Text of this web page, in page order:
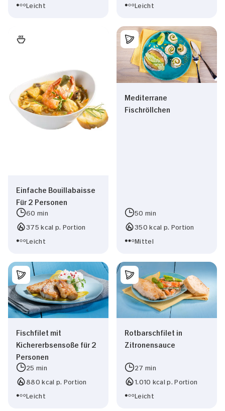
Leicht
Leicht
Einfache Bouillabaisse
Für 2 Personen
60 min
375 kcal p. Portion
Leicht
Mediterrane
Fischröllchen
50 min
350 kcal p. Portion
Mittel
Fischfilet mit
Kichererbsensoße für 2
Personen
25 min
880 kcal p. Portion
Leicht
Rotbarschfilet in
Zitronensauce
27 min
1.010 kcal p. Portion
Leicht